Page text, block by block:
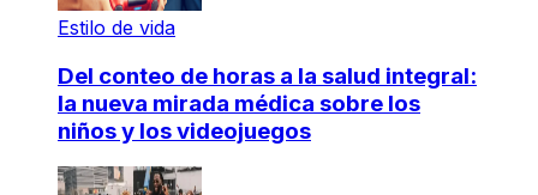
Estilo de vida
Del conteo de horas a la salud integral:
la nueva mirada médica sobre los
niños y los videojuegos